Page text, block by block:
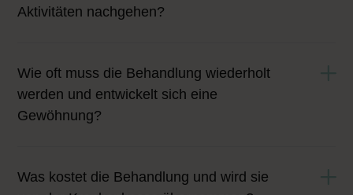
Aktivitäten nachgehen?
Wie oft muss die Behandlung wiederholt
werden und entwickelt sich eine
Gewöhnung?
Was kostet die Behandlung und wird sie